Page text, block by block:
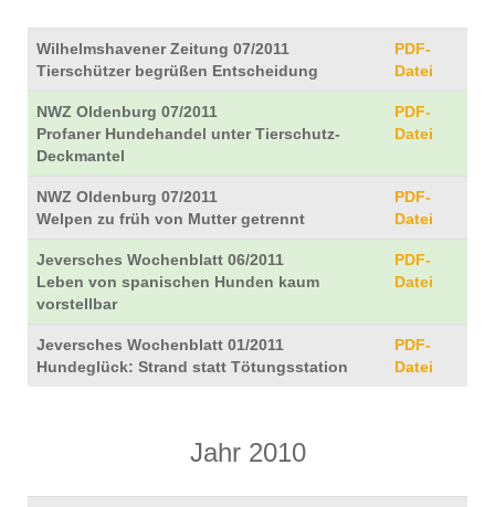
Wilhelmshavener Zeitung 07/2011
Tierschützer begrüßen Entscheidung
PDF-
Datei
NWZ Oldenburg 07/2011
Profaner Hundehandel unter Tierschutz-
Deckmantel
PDF-
Datei
NWZ Oldenburg 07/2011
Welpen zu früh von Mutter getrennt
PDF-
Datei
Jeversches Wochenblatt 06/2011
Leben von spanischen Hunden kaum
vorstellbar
PDF-
Datei
Jeversches Wochenblatt 01/2011
Hundeglück: Strand statt Tötungsstation
PDF-
Datei
Jahr 2010